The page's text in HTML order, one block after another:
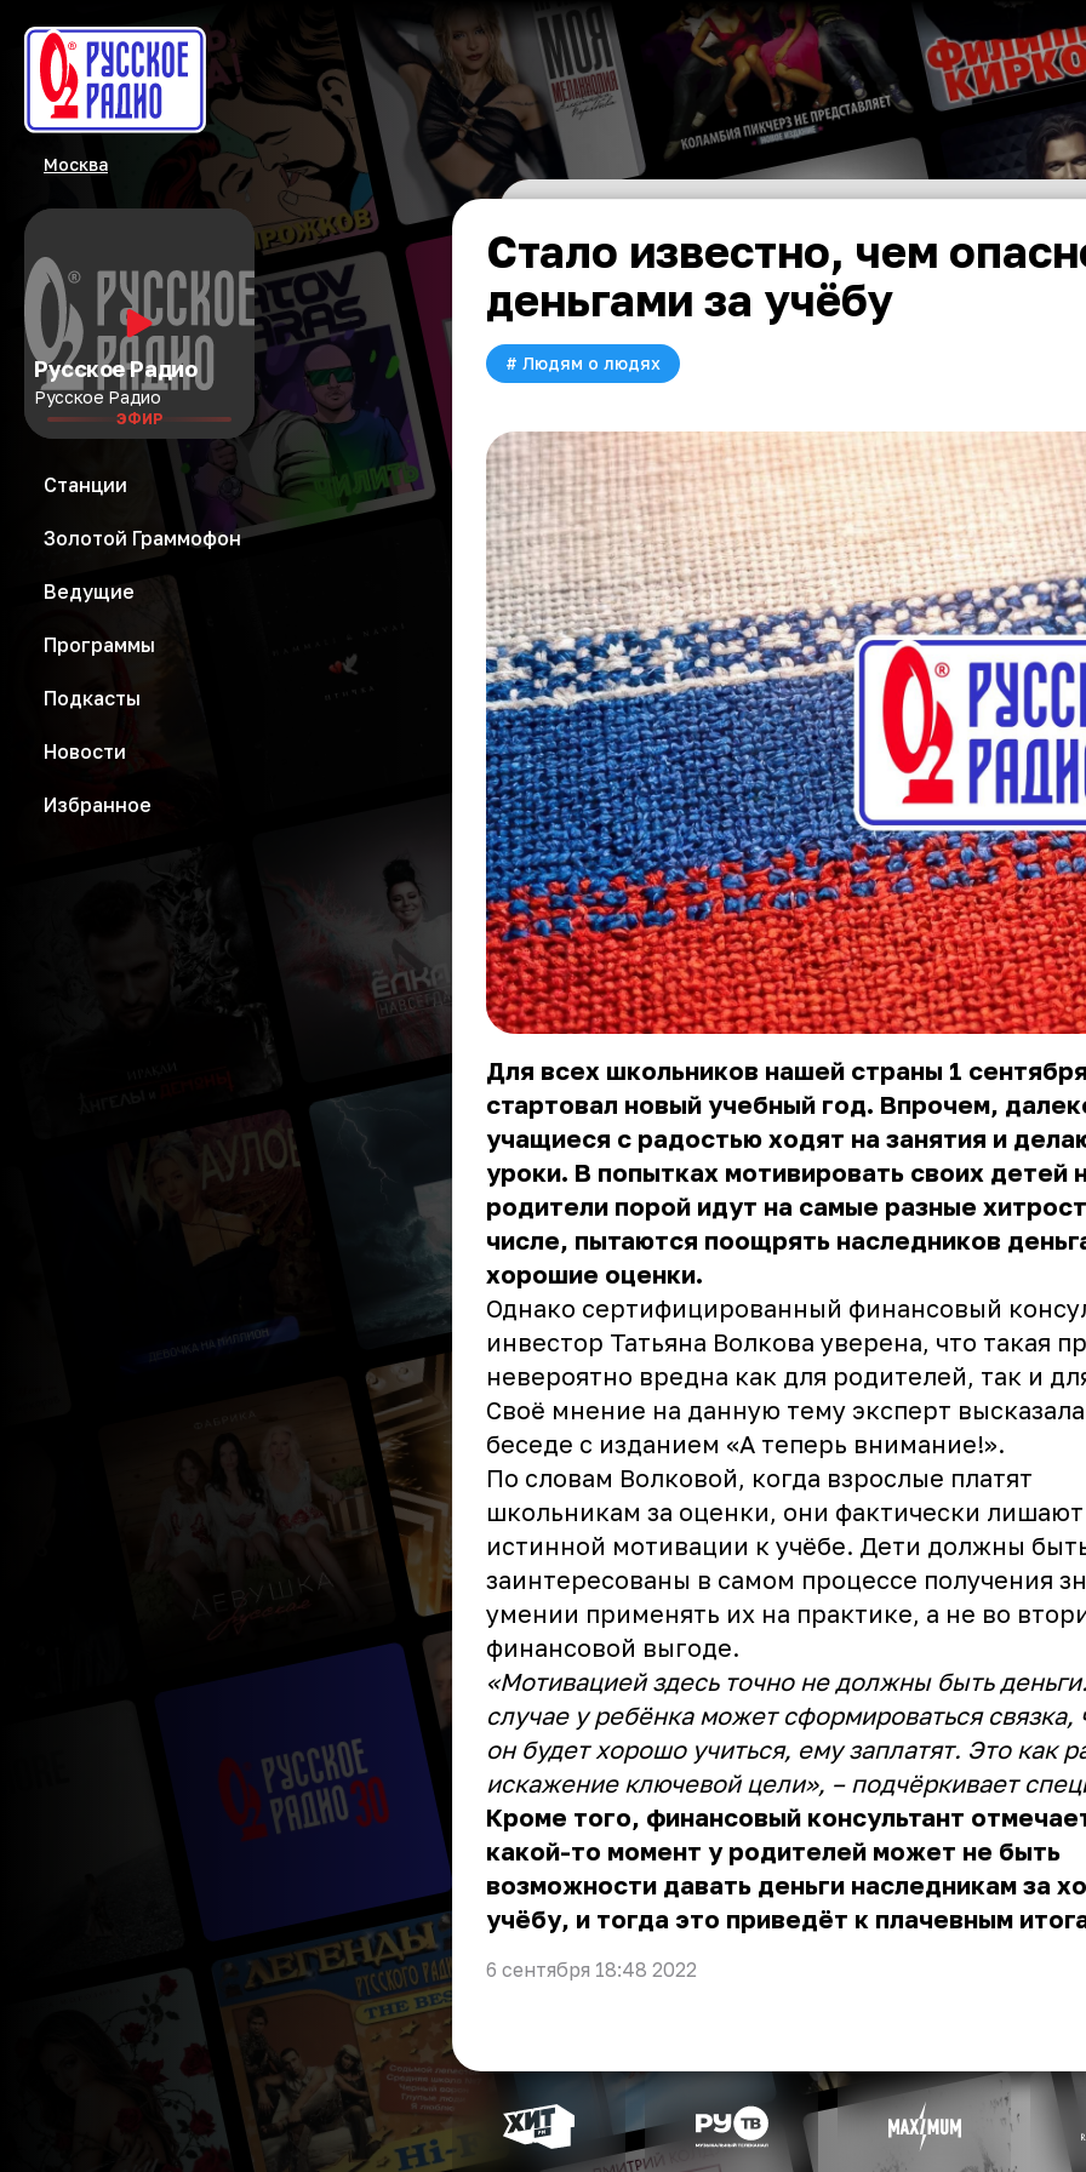
Москва
Русское Радио
Русское Радио
ЭФИР
Станции
Золотой Граммофон
Ведущие
Программы
Подкасты
Новости
Избранное
Стало известно, чем
деньгами за учёбу
# Людям о людях
Для всех школьников нашей страны 1
стартовал новый учебный год. Впрочем,
учащиеся с радостью ходят на занятия и
уроки. В попытках мотивировать своих детей
родители порой идут на самые разные
числе, пытаются поощрять наследников
хорошие оценки.
Однако сертифицированный финансовый
инвестор Татьяна Волкова уверена, что такая
невероятно вредна как для родителей, так и
Своё мнение на данную тему эксперт
беседе с изданием «А теперь внимание!».
По словам Волковой, когда взрослые платят
школьникам за оценки, они фактически
истинной мотивации к учёбе. Дети должны
заинтересованы в самом процессе получения
умении применять их на практике, а не во
финансовой выгоде.
«Мотивацией здесь точно не должны быть
случае у ребёнка может сформироваться связка,
он будет хорошо учиться, ему заплатят. Это как
искажение ключевой цели», – подчёркивает
Кроме того, финансовый консультант
какой-то момент у родителей может не быть
возможности давать деньги наследникам за
учёбу, и тогда это приведёт к плачевным
6 сентября 18:48 2022